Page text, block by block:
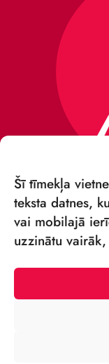
Šī tīmekļa
teksta datnes,
vai mobilajā
uzzinātu
Reģ.